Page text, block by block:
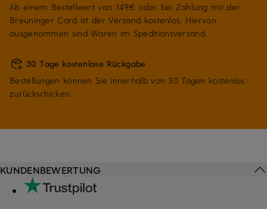
Ab einem Bestellwert von 149€ oder bei Zahlung mit der
Breuninger Card ist der Versand kostenlos. Hiervon
ausgenommen sind Waren im Speditionsversand.
30 Tage kostenlose Rückgabe
Bestellungen können Sie innerhalb von 30 Tagen kostenlos
zurückschicken.
KUNDENBEWERTUNG